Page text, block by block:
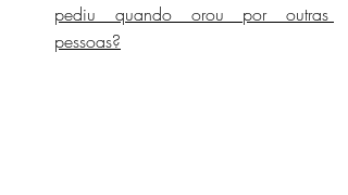
pediu quando orou por outras
pessoas?